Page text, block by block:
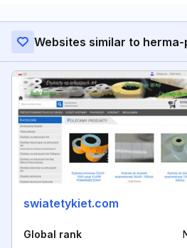
Websites similar to herma-
swiatetykiet.com
Global rank